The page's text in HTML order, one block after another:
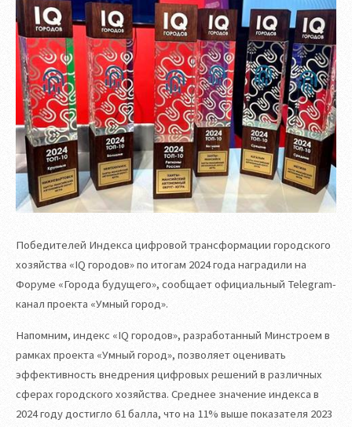
Победителей Индекса цифровой трансформации городского
хозяйства «IQ городов» по итогам 2024 года наградили на
Форуме «Города будущего», сообщает официальный Telegram-
канал проекта «Умный город».
Напомним, индекс «IQ городов», разработанный Минстроем в
рамках проекта «Умный город», позволяет оценивать
эффективность внедрения цифровых решений в различных
сферах городского хозяйства. Среднее значение индекса в
2024 году достигло 61 балла, что на 11% выше показателя 2023